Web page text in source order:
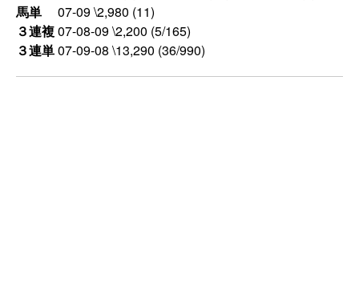
馬単
07-09 \2,980 (11)
３連複07-08-09 \2,200 (5/165)
３連単07-09-08 \13,290 (36/990)